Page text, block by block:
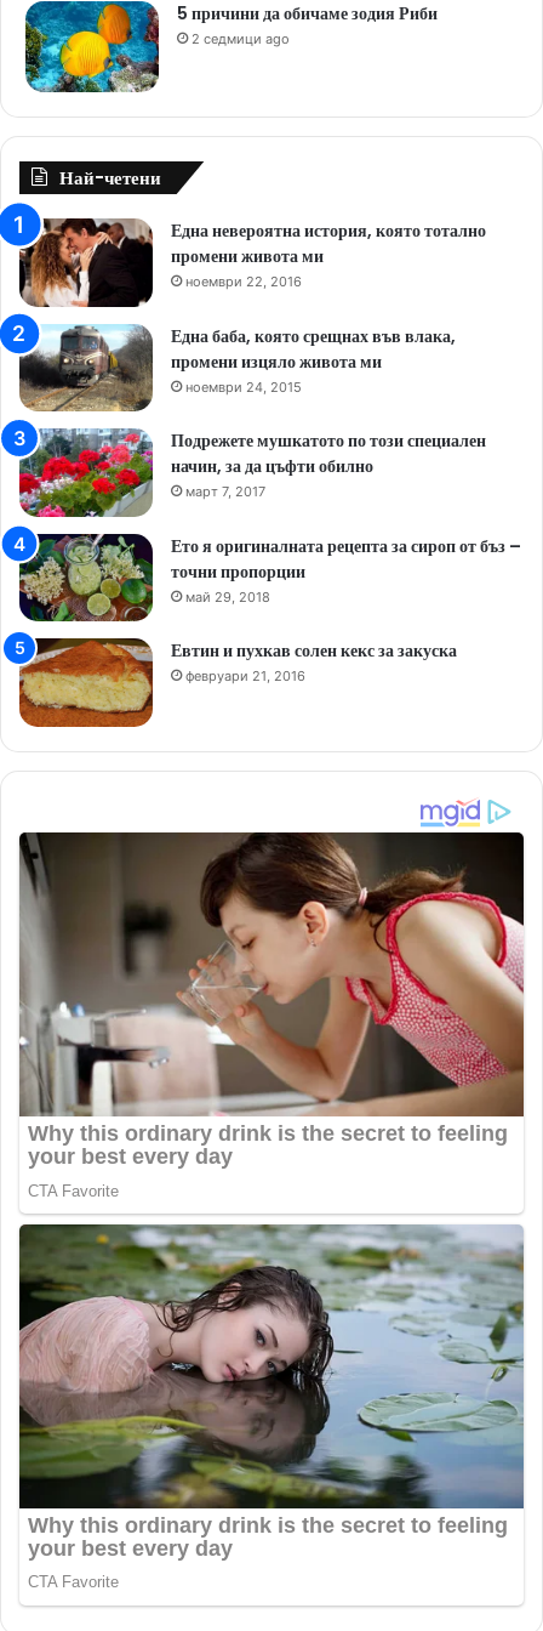
5 причини да обичаме зодия Риби
2 седмици ago
Най-четени
Една невероятна история, която тотално
промени живота ми
ноември 22, 2016
Една баба, която срещнах във влака,
промени изцяло живота ми
ноември 24, 2015
Подрежете мушкатото по този специален
начин, за да цъфти обилно
март 7, 2017
Ето я оригиналната рецепта за сироп от бъз –
точни пропорции
май 29, 2018
Евтин и пухкав солен кекс за закуска
февруари 21, 2016